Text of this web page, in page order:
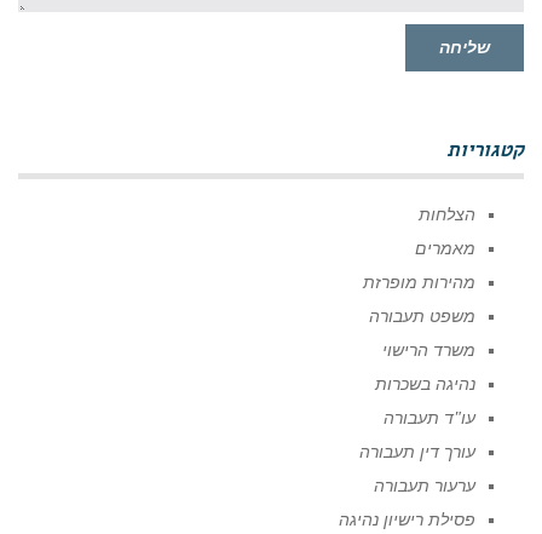
שליחה
קטגוריות
הצלחות
מאמרים
מהירות מופרזת
משפט תעבורה
משרד הרישוי
נהיגה בשכרות
עו"ד תעבורה
עורך דין תעבורה
ערעור תעבורה
פסילת רישיון נהיגה